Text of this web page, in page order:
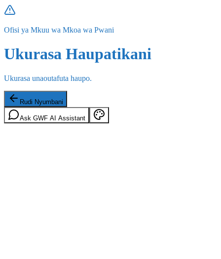
Ofisi ya Mkuu wa Mkoa wa Pwani
Ukurasa Haupatikani
Ukurasa unaoutafuta haupo.
Rudi Nyumbani
Ask GWF AI Assistant